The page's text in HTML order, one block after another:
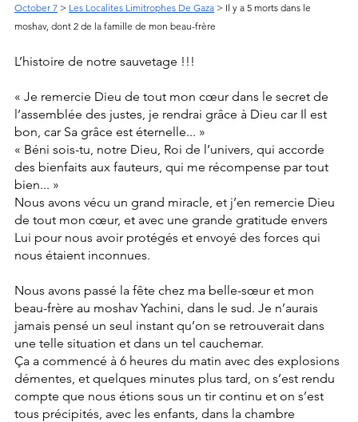
October 7 > Les Localites Limitrophes De Gaza > Il y a 5 morts dans le
moshav, dont 2 de la famille de mon beau-frère
L’histoire de notre sauvetage !!!
« Je remercie Dieu de tout mon cœur dans le secret de
l’assemblée des justes, je rendrai grâce à Dieu car Il est
bon, car Sa grâce est éternelle... »
« Béni sois-tu, notre Dieu, Roi de l’univers, qui accorde
des bienfaits aux fauteurs, qui me récompense par tout
bien... »
Nous avons vécu un grand miracle, et j’en remercie Dieu
de tout mon cœur, et avec une grande gratitude envers
Lui pour nous avoir protégés et envoyé des forces qui
nous étaient inconnues.
Nous avons passé la fête chez ma belle-sœur et mon
beau-frère au moshav Yachini, dans le sud. Je n’aurais
jamais pensé un seul instant qu’on se retrouverait dans
une telle situation et dans un tel cauchemar.
Ça a commencé à 6 heures du matin avec des explosions
démentes, et quelques minutes plus tard, on s’est rendu
compte que nous étions sous un tir continu et on s’est
tous précipités, avec les enfants, dans la chambre